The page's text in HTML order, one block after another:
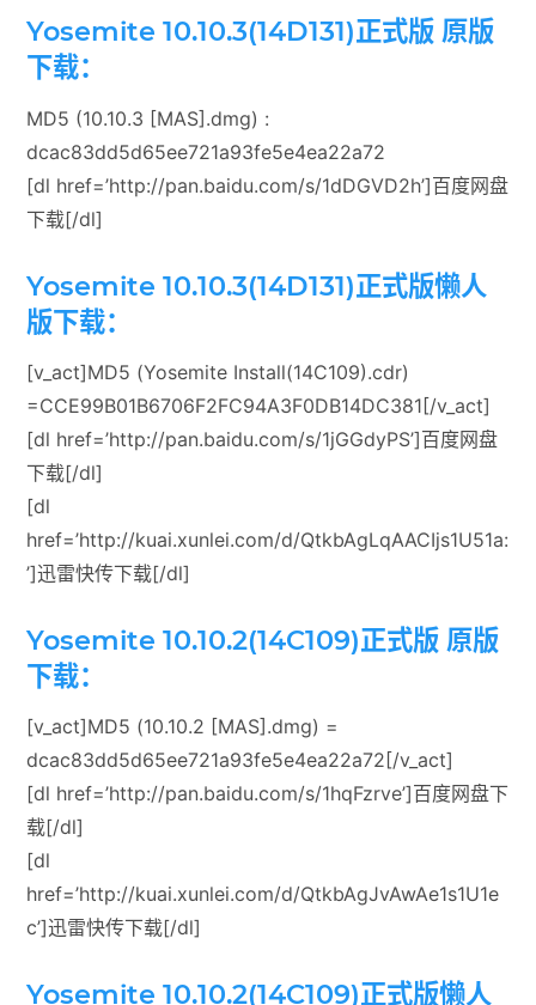
Yosemite 10.10.3(14D131)正式版 原版
下载：
MD5 (10.10.3 [MAS].dmg) :
dcac83dd5d65ee721a93fe5e4ea22a72
[dl href=’http://pan.baidu.com/s/1dDGVD2h’]百度网盘
下载[/dl]
Yosemite 10.10.3(14D131)正式版懒人
版下载：
[v_act]MD5 (Yosemite Install(14C109).cdr)
=CCE99B01B6706F2FC94A3F0DB14DC381[/v_act]
[dl href=’http://pan.baidu.com/s/1jGGdyPS’]百度网盘
下载[/dl]
[dl
href=’http://kuai.xunlei.com/d/QtkbAgLqAACIjs1U51a:
’]迅雷快传下载[/dl]
Yosemite 10.10.2(14C109)正式版 原版
下载：
[v_act]MD5 (10.10.2 [MAS].dmg) =
dcac83dd5d65ee721a93fe5e4ea22a72[/v_act]
[dl href=’http://pan.baidu.com/s/1hqFzrve’]百度网盘下
载[/dl]
[dl
href=’http://kuai.xunlei.com/d/QtkbAgJvAwAe1s1U1e
c’]迅雷快传下载[/dl]
Yosemite 10.10.2(14C109)正式版懒人